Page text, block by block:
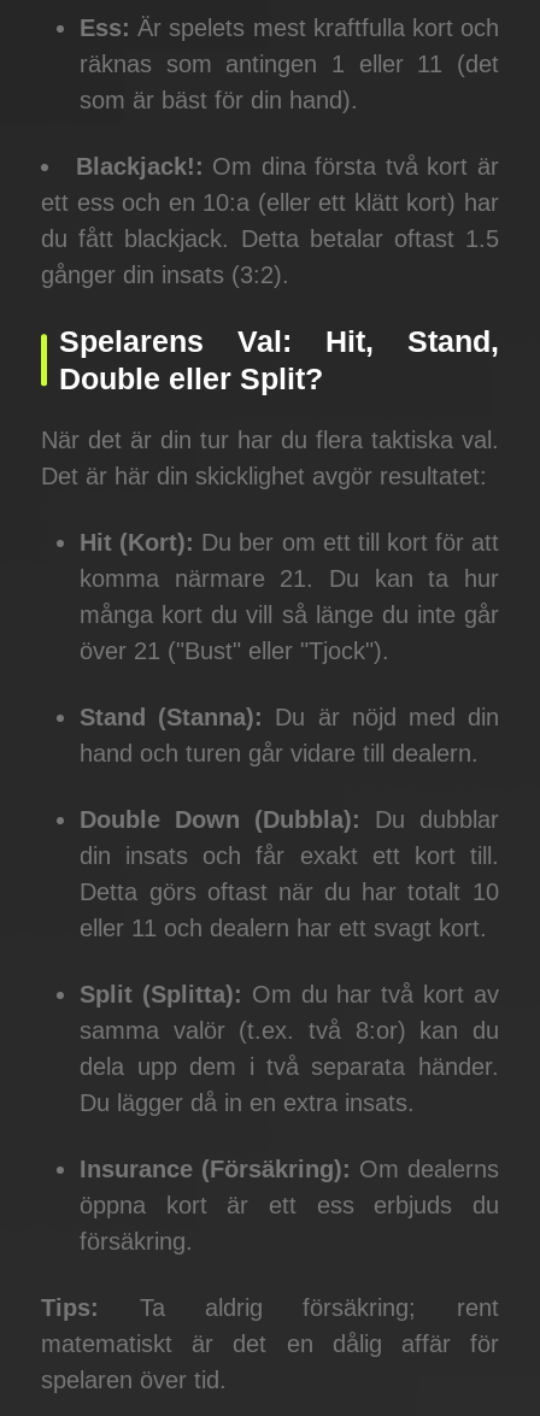
Ess: Är spelets mest kraftfulla kort och
räknas som antingen 1 eller 11 (det
som är bäst för din hand).
Blackjack!: Om dina första två kort är
ett ess och en 10:a (eller ett klätt kort) har
du fått blackjack. Detta betalar oftast 1.5
gånger din insats (3:2).
Spelarens Val: Hit, Stand,
Double eller Split?
När det är din tur har du flera taktiska val.
Det är här din skicklighet avgör resultatet:
Hit (Kort): Du ber om ett till kort för att
komma närmare 21. Du kan ta hur
många kort du vill så länge du inte går
över 21 ("Bust" eller "Tjock").
Stand (Stanna): Du är nöjd med din
hand och turen går vidare till dealern.
Double Down (Dubbla): Du dubblar
din insats och får exakt ett kort till.
Detta görs oftast när du har totalt 10
eller 11 och dealern har ett svagt kort.
Split (Splitta): Om du har två kort av
samma valör (t.ex. två 8:or) kan du
dela upp dem i två separata händer.
Du lägger då in en extra insats.
Insurance (Försäkring): Om dealerns
öppna kort är ett ess erbjuds du
försäkring.
Tips:
Ta aldrig försäkring; rent
matematiskt är det en dålig affär för
spelaren över tid.